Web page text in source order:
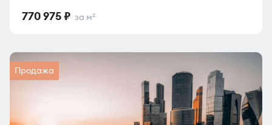
770 975 ₽ за м2
Продажа